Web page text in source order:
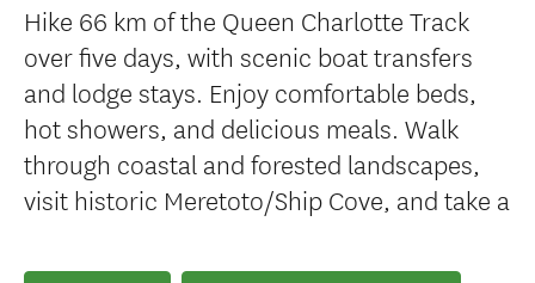
Hike 66 km of the Queen Charlotte Track
over five days, with scenic boat transfers
and lodge stays. Enjoy comfortable beds,
hot showers, and delicious meals. Walk
through coastal and forested landscapes,
visit historic Meretoto/Ship Cove, and take a